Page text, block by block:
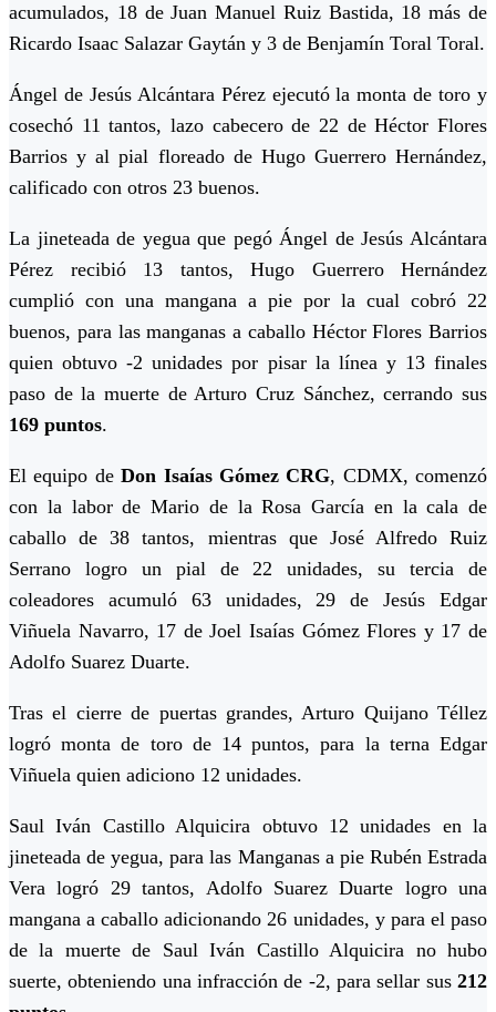
acumulados, 18 de Juan Manuel Ruiz Bastida, 18 más de
Ricardo Isaac Salazar Gaytán y 3 de Benjamín Toral Toral.
Ángel de Jesús Alcántara Pérez ejecutó la monta de toro y
cosechó 11 tantos, lazo cabecero de 22 de Héctor Flores
Barrios y al pial floreado de Hugo Guerrero Hernández,
calificado con otros 23 buenos.
La jineteada de yegua que pegó Ángel de Jesús Alcántara
Pérez recibió 13 tantos, Hugo Guerrero Hernández
cumplió con una mangana a pie por la cual cobró 22
buenos, para las manganas a caballo Héctor Flores Barrios
quien obtuvo -2 unidades por pisar la línea y 13 finales
paso de la muerte de Arturo Cruz Sánchez, cerrando sus
169 puntos.
El equipo deDon Isaías Gómez CRG, CDMX, comenzó
con la labor de Mario de la Rosa García en la cala de
caballo de 38 tantos, mientras que José Alfredo Ruiz
Serrano logro un pial de 22 unidades, su tercia de
coleadores acumuló 63 unidades, 29 de Jesús Edgar
Viñuela Navarro, 17 de Joel Isaías Gómez Flores y 17 de
Adolfo Suarez Duarte.
Tras el cierre de puertas grandes, Arturo Quijano Téllez
logró monta de toro de 14 puntos, para la terna Edgar
Viñuela quien adiciono 12 unidades.
Saul Iván Castillo Alquicira obtuvo 12 unidades en la
jineteada de yegua, para las Manganas a pie Rubén Estrada
Vera logró 29 tantos, Adolfo Suarez Duarte logro una
mangana a caballo adicionando 26 unidades, y para el paso
de la muerte de Saul Iván Castillo Alquicira no hubo
suerte, obteniendo una infracción de -2, para sellar sus 212